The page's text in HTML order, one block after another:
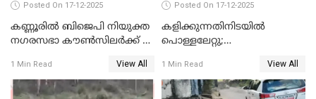
Posted On 17-12-2025
കണ്ണൂരിൽ ബിജെപി നിയുക്ത
നഗരസഭാ കൗൺസിലർക്ക് 36
1 Min Read View All
Posted On 17-12-2025
കളിക്കുന്നതിനിടയിൽ
പൊള്ളലേറ്റു;
ക്ലാസ് വിദ്യാർത്ഥിനി മരിച്ചു
1 Min Read View All